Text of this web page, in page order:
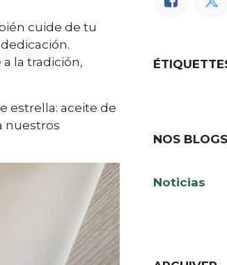
cuide de tu
la tradición,
estrella: aceite de
nuestros
NOS BLOGS
Noticias